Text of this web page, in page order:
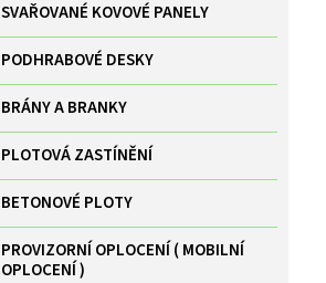
SVAŘOVANÉ KOVOVÉ PANELY
PODHRABOVÉ DESKY
BRÁNY A BRANKY
PLOTOVÁ ZASTÍNĚNÍ
BETONOVÉ PLOTY
PROVIZORNÍ OPLOCENÍ ( MOBILNÍ
OPLOCENÍ )